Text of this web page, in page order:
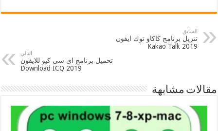
السابق
تنزيل برنامج كاكاو توك ايفون
Kakao Talk 2019
التالي
تحميل برنامج اي سي كيو للايفون
2019 Download ICQ
مقالات مشابهة